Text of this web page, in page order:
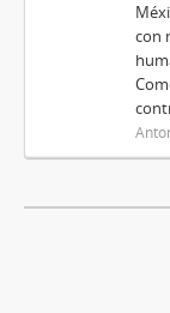
con